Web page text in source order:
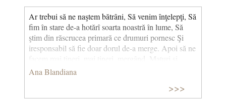
Ar trebui să ne naştem bătrâni, Să venim înţelepţi, Să
fim în stare de-a hotărî soarta noastră în lume, Să
ştim din răscrucea primară ce drumuri pornesc Şi
iresponsabil să fie doar dorul de-a merge. Apoi să ne
facem mai tineri, mai tineri, mergând, Maturi şi
puternici s-ajungem la poarta creaţiei, Să trecem de
naşterea fiilor noştri. Oricum ei ar fi atunci mai
Ana Blandiana
>>>